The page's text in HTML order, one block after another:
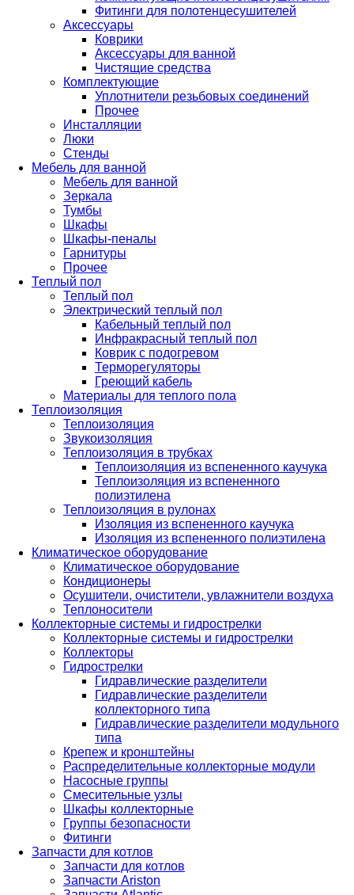
Фитинги для полотенцесушителей
Аксессуары
Коврики
Аксессуары для ванной
Чистящие средства
Комплектующие
Уплотнители резьбовых соединений
Прочее
Инсталляции
Люки
Стенды
Мебель для ванной
Мебель для ванной
Зеркала
Тумбы
Шкафы
Шкафы-пеналы
Гарнитуры
Прочее
Теплый пол
Теплый пол
Электрический теплый пол
Кабельный теплый пол
Инфракрасный теплый пол
Коврик с подогревом
Терморегуляторы
Греющий кабель
Материалы для теплого пола
Теплоизоляция
Теплоизоляция
Звукоизоляция
Теплоизоляция в трубках
Теплоизоляция из вспененного каучука
Теплоизоляция из вспененного
полиэтилена
Теплоизоляция в рулонах
Изоляция из вспененного каучука
Изоляция из вспененного полиэтилена
Климатическое оборудование
Климатическое оборудование
Кондиционеры
Осушители, очистители, увлажнители воздуха
Теплоносители
Коллекторные системы и гидрострелки
Коллекторные системы и гидрострелки
Коллекторы
Гидрострелки
Гидравлические разделители
Гидравлические разделители
коллекторного типа
Гидравлические разделители модульного
типа
Крепеж и кронштейны
Распределительные коллекторные модули
Насосные группы
Смесительные узлы
Шкафы коллекторные
Группы безопасности
Фитинги
Запчасти для котлов
Запчасти для котлов
Запчасти Ariston